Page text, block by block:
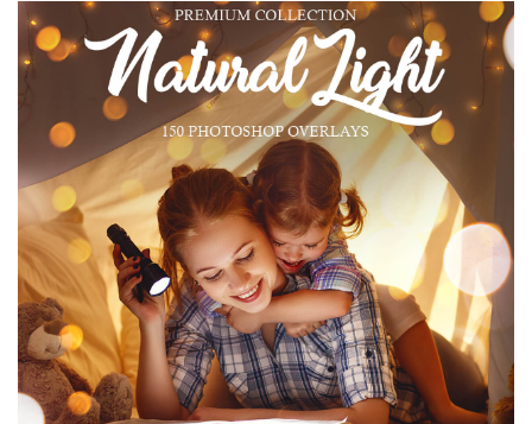
Luxury Wedding
(373 Overlays)
Large 6000*4000px
Entire Collection
(1783 Overlays)
Large 6000*4000px
Tải xuống miễn phí